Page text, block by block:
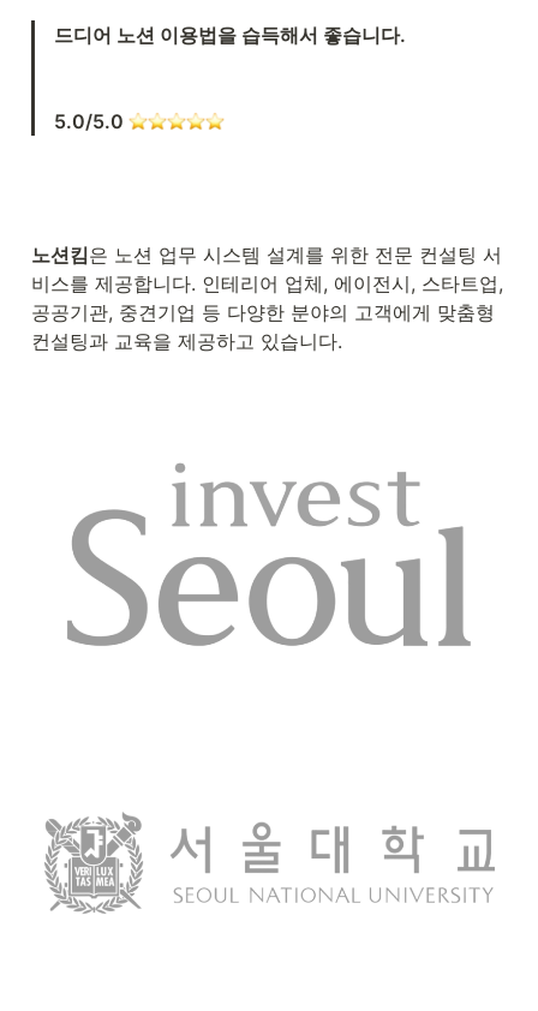
드디어 노션 이용법을 습득해서 좋습니다.
5.0/5.0
노션킴은 노션 업무 시스템 설계를 위한 전문 컨설팅 서
비스를 제공합니다. 인테리어 업체, 에이전시, 스타트업,
공공기관, 중견기업 등 다양한 분야의 고객에게 맞춤형
컨설팅과 교육을 제공하고 있습니다.